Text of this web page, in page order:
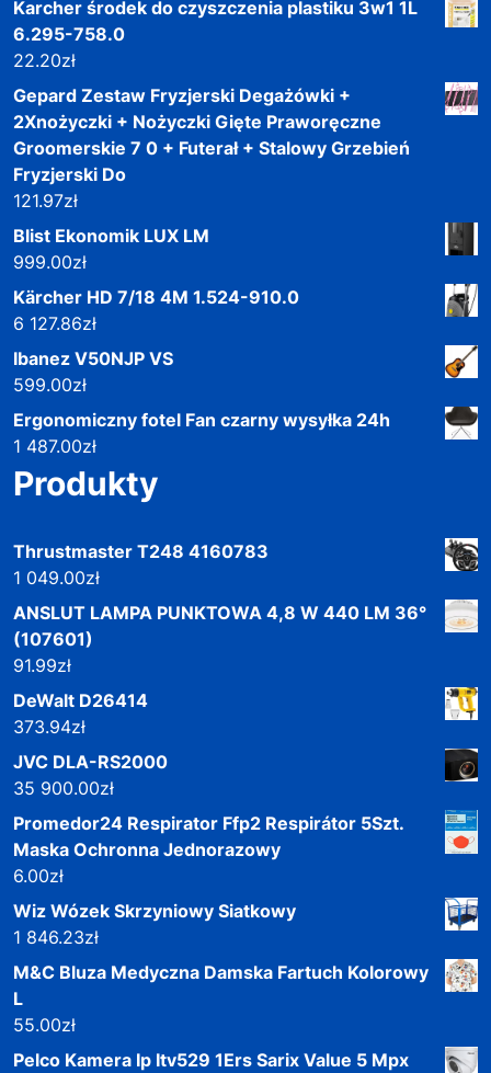
Karcher środek do czyszczenia plastiku 3w1 1L
6.295-758.0
22.20zł
Gepard Zestaw Fryzjerski Degażówki +
2Xnożyczki + Nożyczki Gięte Praworęczne
Groomerskie 7 0 + Futerał + Stalowy Grzebień
Fryzjerski Do
121.97zł
Blist Ekonomik LUX LM
999.00zł
Kärcher HD 7/18 4M 1.524-910.0
6 127.86zł
Ibanez V50NJP VS
599.00zł
Ergonomiczny fotel Fan czarny wysyłka 24h
1 487.00zł
Produkty
Thrustmaster T248 4160783
1 049.00zł
ANSLUT LAMPA PUNKTOWA 4,8 W 440 LM 36°
(107601)
91.99zł
DeWalt D26414
373.94zł
JVC DLA-RS2000
35 900.00zł
Promedor24 Respirator Ffp2 Respirátor 5Szt.
Maska Ochronna Jednorazowy
6.00zł
Wiz Wózek Skrzyniowy Siatkowy
1 846.23zł
M&C Bluza Medyczna Damska Fartuch Kolorowy
L
55.00zł
Pelco Kamera Ip Itv529 1Ers Sarix Value 5 Mpx